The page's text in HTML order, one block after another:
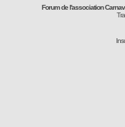
Forum de l'association